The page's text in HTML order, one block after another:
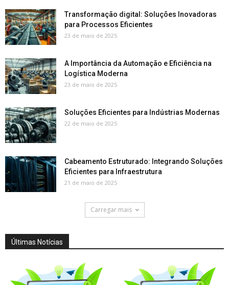
Transformação digital: Soluções Inovadoras
para Processos Eficientes
23 de maio de 2025
A Importância da Automação e Eficiência na
Logística Moderna
23 de maio de 2025
Soluções Eficientes para Indústrias Modernas
22 de maio de 2025
Cabeamento Estruturado: Integrando Soluções
Eficientes para Infraestrutura
21 de maio de 2025
Carregar mais
Últimas Notícias